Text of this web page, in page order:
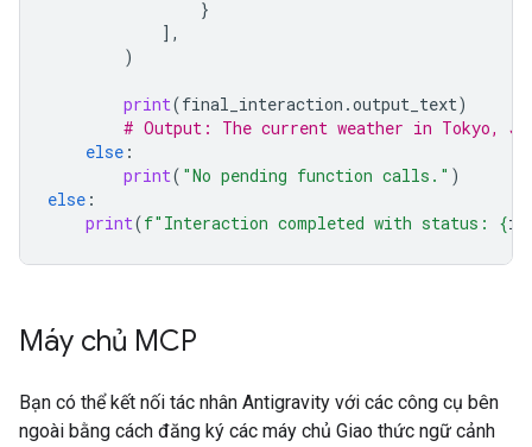
}
],
)
print(final_interaction .output_text)
# Output: The current weather in Tokyo,
else :
print( "No pending function calls." )
else :
print(f"Interaction completed with status: {
Máy chủ MCP
Bạn có thể kết nối tác nhân Antigravity với các công cụ bên
ngoài bằng cách đăng ký các máy chủ Giao thức ngữ cảnh